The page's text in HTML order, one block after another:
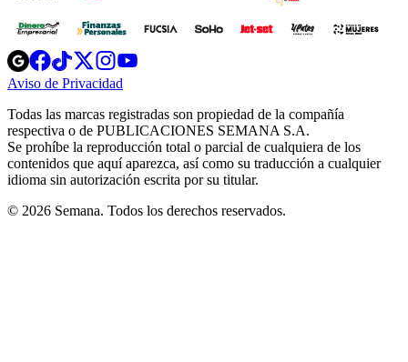
Opens
in
new
Opens
in
new
Opens
in
new
window
Opens
new
windowwindow
Aviso de Privacidad
new
window
Todas las marcas registradas son propiedad de la compañía
respectiva o de PUBLICACIONES SEMANA S.A.
Se prohíbe la reproducción total o parcial de cualquiera de los
contenidos que aquí aparezca, así como su traducción a cualquier
idioma sin autorización escrita por su titular.
© 2026 Semana. Todos los derechos reservados.